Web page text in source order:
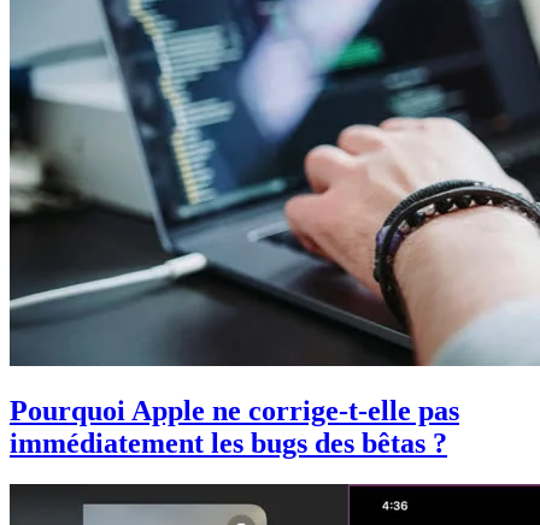
Pourquoi Apple ne corrige-t-elle pas
immédiatement les bugs des bêtas ?